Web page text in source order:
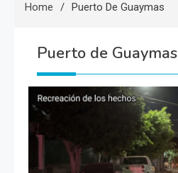
Home Puerto De Guaymas
Puerto de Guaymas